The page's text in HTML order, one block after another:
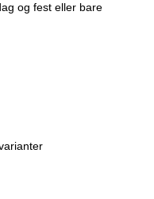
og fest eller bare